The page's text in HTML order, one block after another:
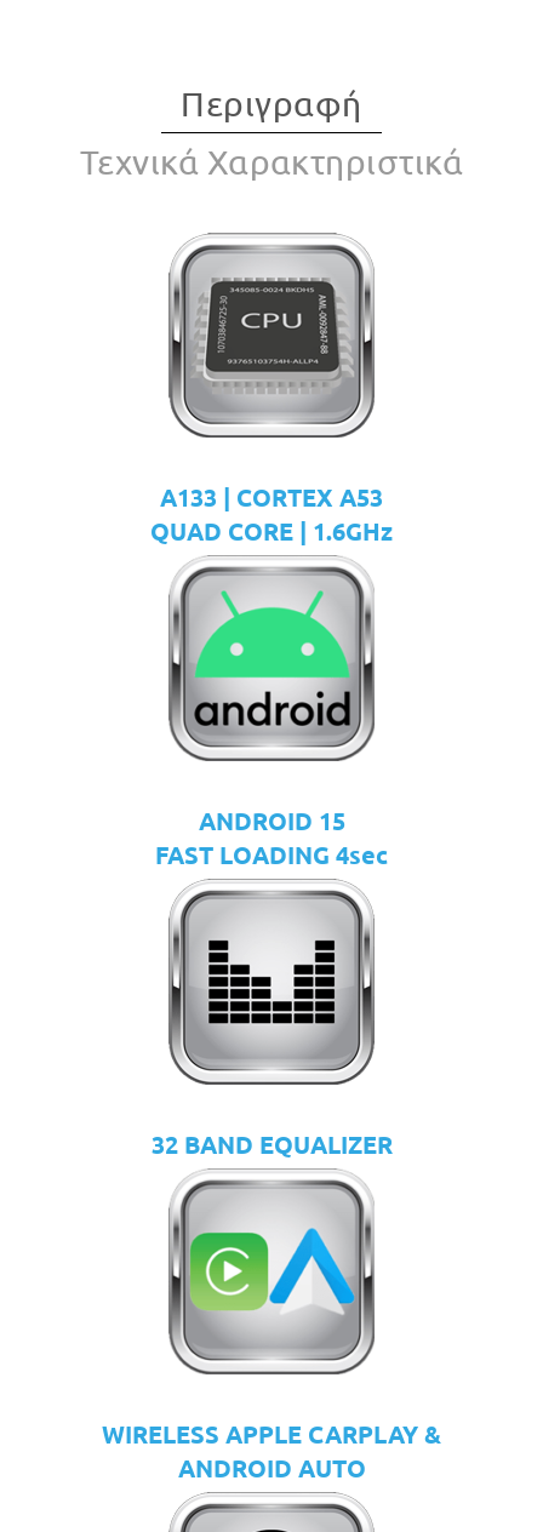
Περιγραφή
Τεχνικά Χαρακτηριστικά
A133 | CORTEX A53
QUAD CORE | 1.6GHz
ANDROID 15
FAST LOADING 4sec
32 BAND EQUALIZER
WIRELESS APPLE CARPLAY &
ANDROID AUTO